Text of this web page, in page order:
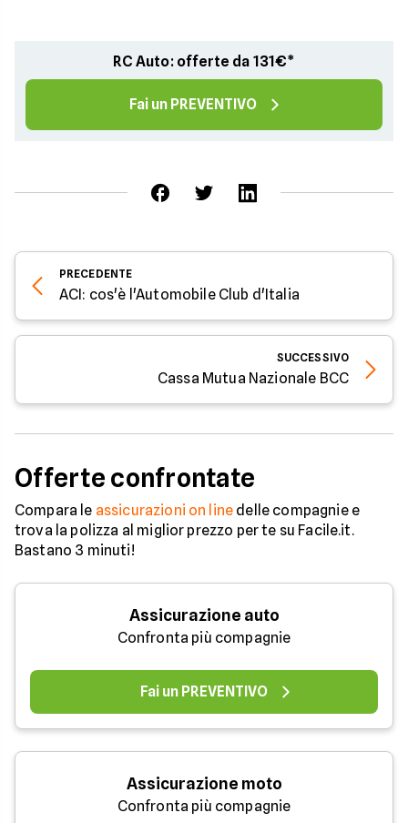
RC Auto: offerte da 131€*
Fai un PREVENTIVO
PRECEDENTE
ACI: cos'è l'Automobile Club d'Italia
SUCCESSIVO
Cassa Mutua Nazionale BCC
Offerte confrontate
Compara le assicurazioni on line delle compagnie e
trova la polizza al miglior prezzo per te su Facile.it.
Bastano 3 minuti!
Assicurazione auto
Confronta più compagnie
Fai un PREVENTIVO
Assicurazione moto
Confronta più compagnie